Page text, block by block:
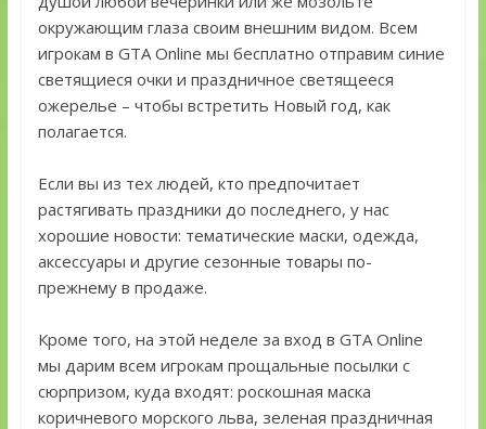
окружающим глаза своим внешним видом. Всем
игрокам в GTA Online мы бесплатно отправим синие
светящиеся очки и праздничное светящееся
ожерелье – чтобы встретить Новый год, как
полагается.
Если вы из тех людей, кто предпочитает
растягивать праздники до последнего, у нас
хорошие новости: тематические маски, одежда,
аксессуары и другие сезонные товары по-
прежнему в продаже.
Кроме того, на этой неделе за вход в GTA Online
мы дарим всем игрокам прощальные посылки с
сюрпризом, куда входят: роскошная маска
коричневого морского льва, зеленая праздничная